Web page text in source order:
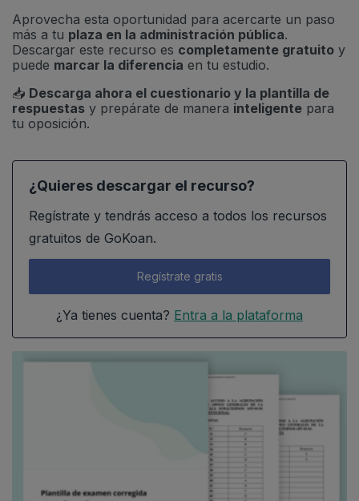
Aprovecha esta oportunidad para acercarte un paso
más a tu plaza en la administración pública.
Descargar este recurso es completamente gratuito y
puede marcar la diferencia en tu estudio.
📥 Descarga ahora el cuestionario y la plantilla de
respuestas y prepárate de manera inteligente para
tu oposición.
¿Quieres descargar el recurso?
Regístrate y tendrás acceso a todos los recursos
gratuitos de GoKoan.
Regístrate gratis
¿Ya tienes cuenta? Entra a la plataforma